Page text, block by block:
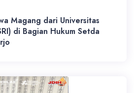
Magang dari Universitas
di Bagian Hukum Setda